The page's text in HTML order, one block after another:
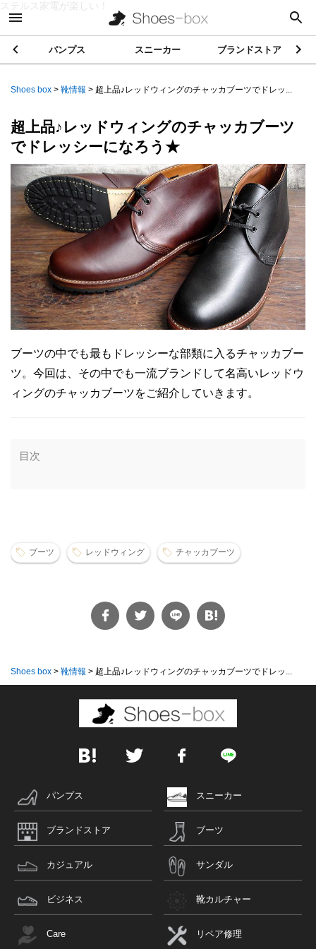
ステルス家電が楽しい！
パンプス スニーカー ブランドストア
Shoes box > 靴情報 > 超上品♪レッドウィングのチャッカブーツでドレッ...
超上品♪レッドウィングのチャッカブーツ
でドレッシーになろう★
ブーツの中でも最もドレッシーな部類に入るチャッカブー
ツ。今回は、その中でも一流ブランドして名高いレッドウ
ィングのチャッカブーツをご紹介していきます。
目次
ブーツ レッドウィング チャッカブーツ
Shoes box > 靴情報 > 超上品♪レッドウィングのチャッカブーツでドレッ...
パンプス スニーカー
ブランドストア ブーツ
カジュアル サンダル
ビジネス 靴カルチャー
Care リペア修理